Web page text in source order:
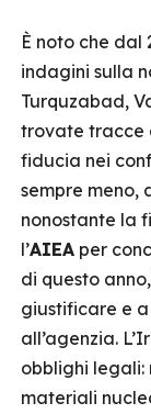
È noto che dal
indagini sulla
Turquzabad,
trovate tracce
fiducia nei
sempre meno,
nonostante la
l’AIEA per
di questo
giustificare e
all’agenzia.
obblighi
materiali